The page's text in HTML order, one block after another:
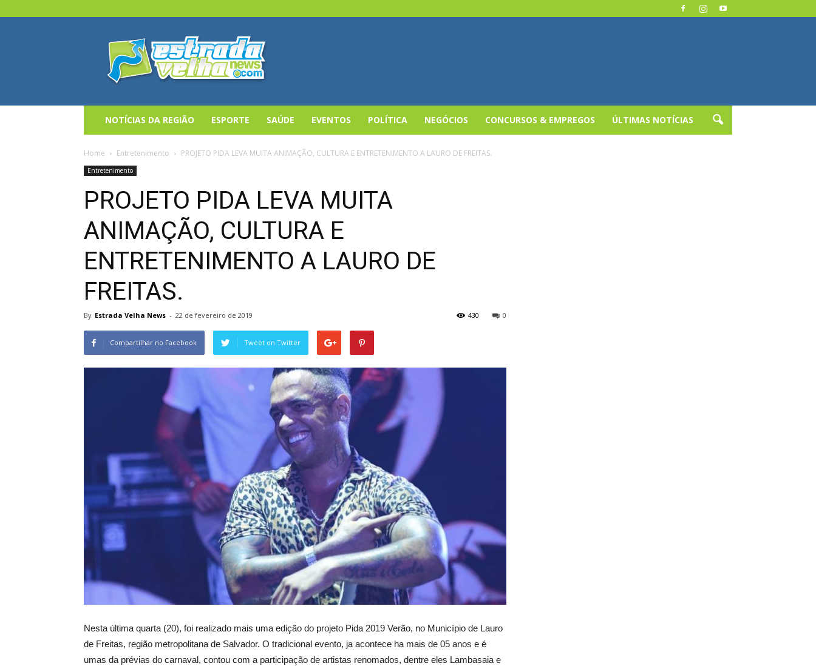
Estrada
Velha
News
NOTÍCIAS DA REGIÃO ESPORTE SAÚDE EVENTOS POLÍTICA NEGÓCIOS CONCURSOS & EMPREGOS ÚLTIMAS NOTÍCIAS
Home Entretenimento PROJETO PIDA LEVA MUITA ANIMAÇÃO, CULTURA E ENTRETENIMENTO A LAURO DE FREITAS.
Entretenimento
PROJETO PIDA LEVA MUITA
ANIMAÇÃO, CULTURA E
ENTRETENIMENTO A LAURO DE
FREITAS.
By Estrada Velha News - 22 de fevereiro de 2019 0
430
Compartilhar no Facebook Tweet on Twitter
Nesta última quarta (20), foi realizado mais uma edição do projeto Pida 2019 Verão, no Município de Lauro
de Freitas, região metropolitana de Salvador. O tradicional evento, ja acontece ha mais de 05 anos e é
umas da prévias do carnaval, contou com a participação de artistas renomados, dentre eles Lambasaia e